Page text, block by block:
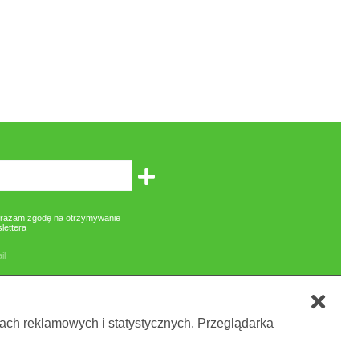
zgodę na otrzymywanie
reklamowych i statystycznych. Przeglądarka